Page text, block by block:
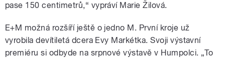
pase 150 centimetrů,“ vypráví Marie Žilová.
E+M možná rozšíří ještě o jedno M. První kroje už
vyrobila devítiletá dcera Evy Markétka. Svoji výstavní
premiéru si odbyde na srpnové výstavě v Humpolci. „To